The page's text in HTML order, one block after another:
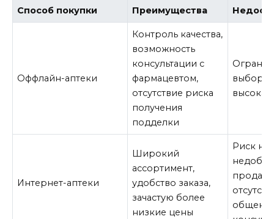
Способ покупки Преимущества
Оффлайн-аптеки
Контроль качества,
возможность
консультации с
фармацевтом,
отсутствие риска
получения
подделки
выбор,
высокая
Интернет-аптеки
Широкий
ассортимент,
удобство заказа,
зачастую более
низкие цены
Риск